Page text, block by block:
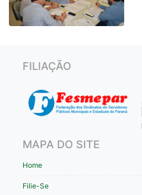
FILIAÇÃO
MAPA DO SITE
Home
Filie-Se